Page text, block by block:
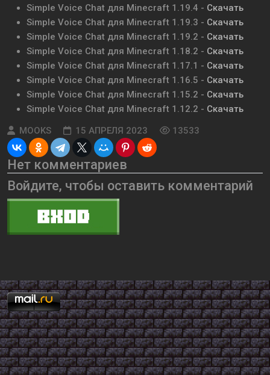
Simple Voice Chat для Minecraft 1.19.4 - Скачать
Simple Voice Chat для Minecraft 1.19.3 - Скачать
Simple Voice Chat для Minecraft 1.19.2 - Скачать
Simple Voice Chat для Minecraft 1.18.2 - Скачать
Simple Voice Chat для Minecraft 1.17.1 - Скачать
Simple Voice Chat для Minecraft 1.16.5 - Скачать
Simple Voice Chat для Minecraft 1.15.2 - Скачать
Simple Voice Chat для Minecraft 1.12.2 - Скачать
MOOKS
15 АПРЕЛЯ 2023 13533
Нет комментариев
Войдите, чтобы оставить комментарий